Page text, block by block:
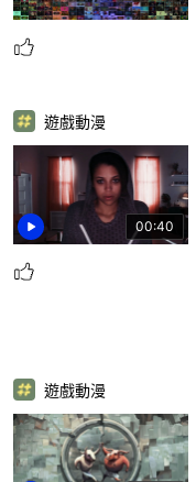
00:40
遊戲動漫
遊戲動漫